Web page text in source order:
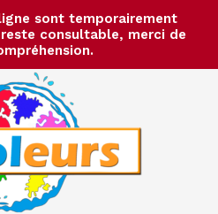
sont temporairement
consultable, merci de